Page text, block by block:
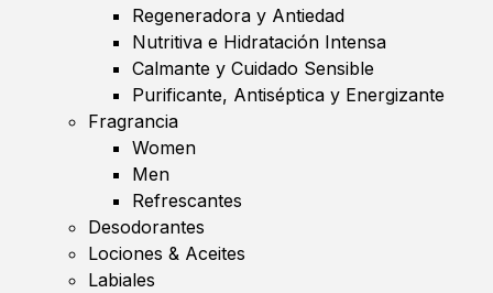
Regeneradora y Antiedad
Nutritiva e Hidratación Intensa
Calmante y Cuidado Sensible
Purificante, Antiséptica y Energizante
Fragrancia
Women
Men
Refrescantes
Desodorantes
Lociones & Aceites
Labiales